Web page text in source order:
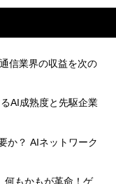
信業界の収益を次の
AI成熟度と先駆企業
か？ AIネットワーク
何もかもが革命！ゲ